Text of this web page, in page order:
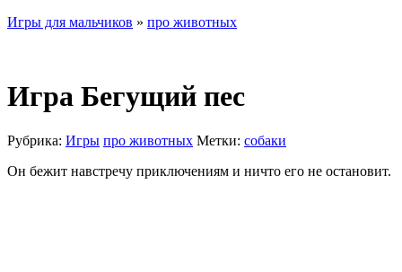
Игры для мальчиков » про животных
Игра Бегущий пес
Рубрика: Игры про животных Метки: собаки
Он бежит навстречу приключениям и ничто его не остановит.